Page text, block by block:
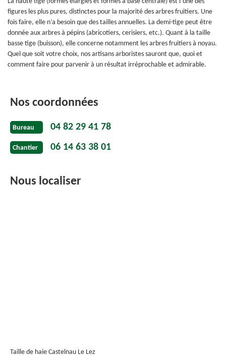
figures les plus pures, distinctes pour la majorité des arbres fruitiers. Une
fois faire, elle n’a besoin que des tailles annuelles. La demi-tige peut être
donnée aux arbres à pépins (abricotiers, cerisiers, etc.). Quant à la taille
basse tige (buisson), elle concerne notamment les arbres fruitiers à noyau.
Quel que soit votre choix, nos artisans arboristes sauront que, quoi et
comment faire pour parvenir à un résultat irréprochable et admirable.
Nos coordonnées
Bureau 04 82 29 41 78
Chantier 06 14 63 38 01
Nous localiser
Taille de haie Castelnau Le Lez